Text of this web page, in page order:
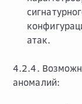
атак.
4.2.4.
аномалий: